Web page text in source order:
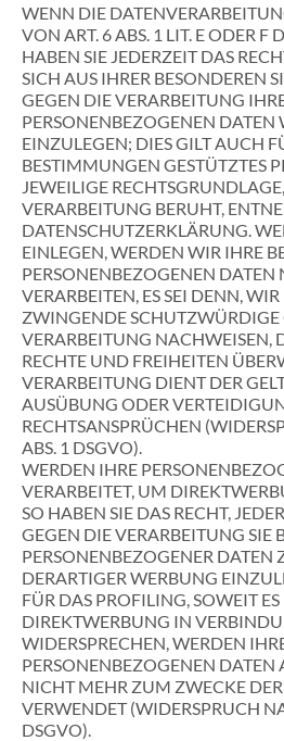
WENN DIE
VON ART. 6 ABS. 1 LIT. E ODER F
HABEN SIE JEDERZEIT DAS
SICH AUS IHRER BESONDEREN
GEGEN DIE VERARBEITUNG
PERSONENBEZOGENEN DATEN
EINZULEGEN; DIES GILT AUCH
BESTIMMUNGEN GESTÜTZTES
JEWEILIGE
VERARBEITUNG BERUHT,
DATENSCHUTZERKLÄRUNG.
EINLEGEN, WERDEN WIR IHRE
PERSONENBEZOGENEN DATEN
VERARBEITEN, ES SEI DENN,
ZWINGENDE SCHUTZWÜRDIGE
VERARBEITUNG NACHWEISEN,
RECHTE UND FREIHEITEN
VERARBEITUNG DIENT DER
AUSÜBUNG ODER
RECHTSANSPRÜCHEN
ABS. 1 DSGVO).
WERDEN IHRE
VERARBEITET, UM
SO HABEN SIE DAS RECHT,
GEGEN DIE VERARBEITUNG SIE
PERSONENBEZOGENER DATEN
DERARTIGER WERBUNG
FÜR DAS PROFILING, SOWEIT
DIREKTWERBUNG IN
WIDERSPRECHEN, WERDEN
PERSONENBEZOGENEN DATEN
NICHT MEHR ZUM ZWECKE
VERWENDET (WIDERSPRUCH
DSGVO).